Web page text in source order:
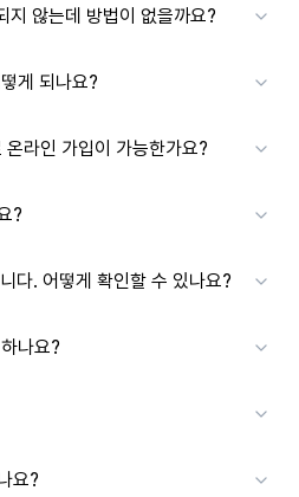
지 않는데 방법이 없을까요?
게 되나요?
라인 가입이 가능한가요?
?
다. 어떻게 확인할 수 있나요?
나요?
요?